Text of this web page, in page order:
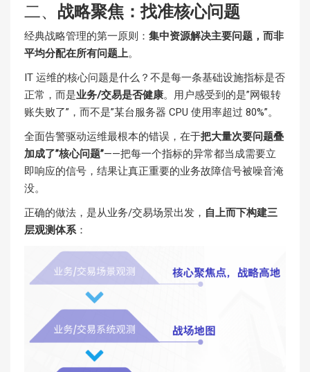
二、 战略聚焦：找准核心问题
经典战略管理的第一原则： 集中资源解决主要问题，而非
平均分配在所有问题上。
IT 运维的核心问题是什么？不是每一条基础设施指标是否
正常，而是业务/交易是否健康。用户感受到的是”网银转
账失败了”，而不是”某台服务器 CPU 使用率超过 80%”。
全面告警驱动运维最根本的错误，在于把大量次要问题叠
加成了”核心问题”——把每一个指标的异常都当成需要立
即响应的信号，结果让真正重要的业务故障信号被噪音淹
没。
正确的做法，是从业务/交易场景出发， 自上而下构建三
层观测体系：